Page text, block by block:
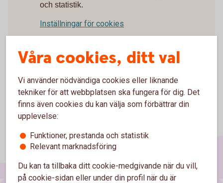
och statistik.
Inställningar för cookies
Våra cookies, ditt val
Vi använder nödvändiga cookies eller liknande
tekniker för att webbplatsen ska fungera för dig. Det
finns även cookies du kan välja som förbättrar din
upplevelse:
Funktioner, prestanda och statistik
Relevant marknadsföring
Du kan ta tillbaka ditt cookie-medgivande när du vill,
på cookie-sidan eller under din profil när du är